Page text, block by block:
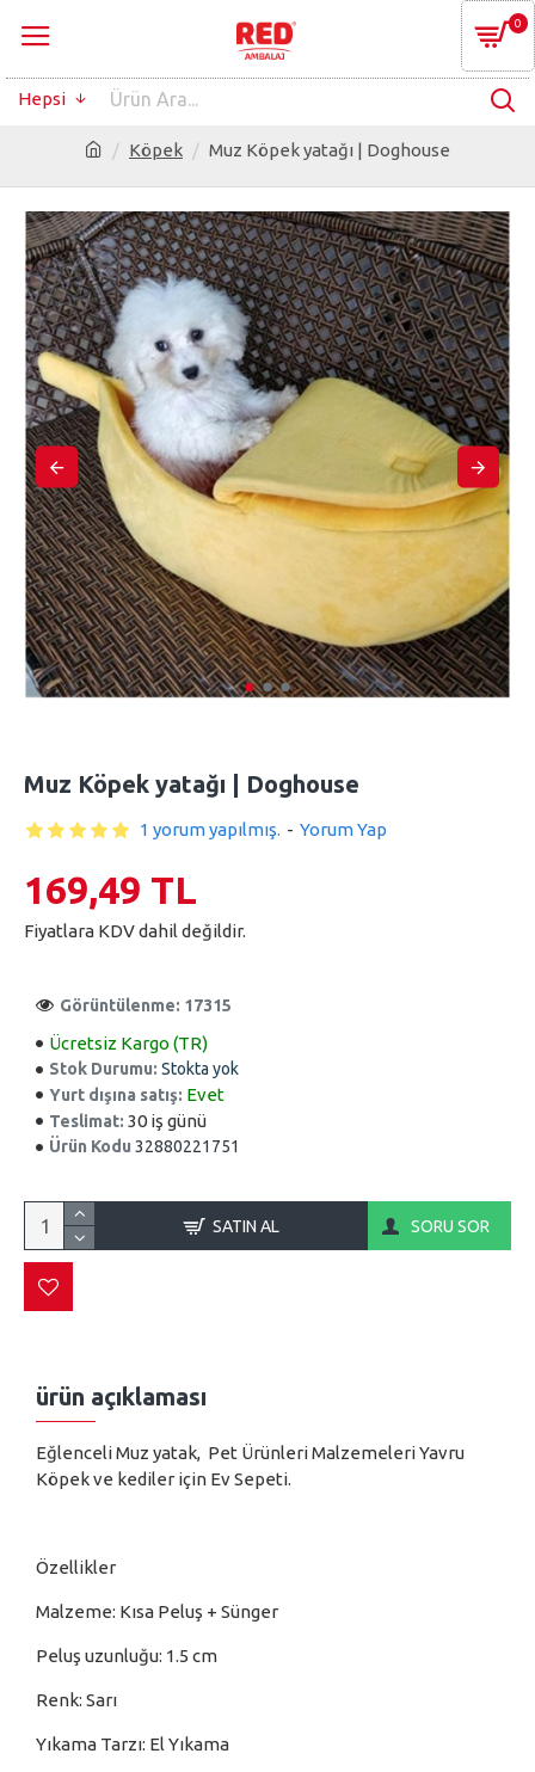
0
Hepsi
Köpek Muz Köpek yatağı | Doghouse
Muz Köpek yatağı | Doghouse
ürün açıklaması
Eğlenceli Muz yatak, Pet Ürünleri Malzemeleri Yavru
Köpek ve kediler için Ev Sepeti.
Özellikler
Malzeme: Kısa Peluş + Sünger
Peluş uzunluğu: 1.5 cm
Renk: Sarı
Yıkama Tarzı: El Yıkama
Ücretsiz Kargo (TR)
Stok Durumu: Stokta yok
Yurt dışına satış: Evet
Teslimat: 30 iş günü
Ürün Kodu 32880221751
Görüntülenme: 17315
1 yorum yapılmış. - Yorum Yap
169,49 TL
Fiyatlara KDV dahil değildir.
SATIN AL SORU SOR